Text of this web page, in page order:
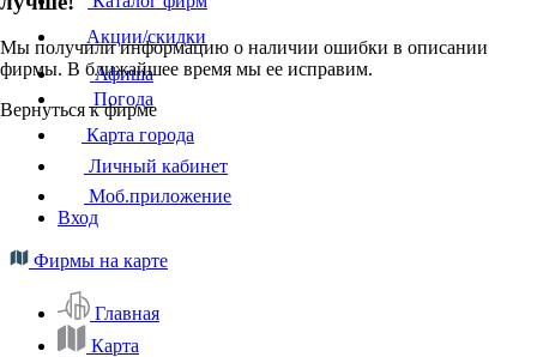
Мы получили информацию о наличии ошибки в описании
фирмы. В ближайшее время мы ее исправим.
Вернуться к фирме
Акции/скидки
Афиша
Погода
Карта города
Личный кабинет
Моб.приложение
Вход
Фирмы на карте
Главная
Карта